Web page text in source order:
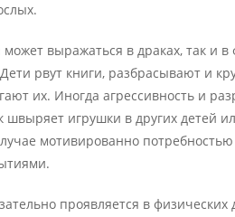
может выражаться в драках, так и
рвут книги, разбрасывают и
их. Иногда агрессивность и
швыряет игрушки в других детей
мотивированно
проявляется в